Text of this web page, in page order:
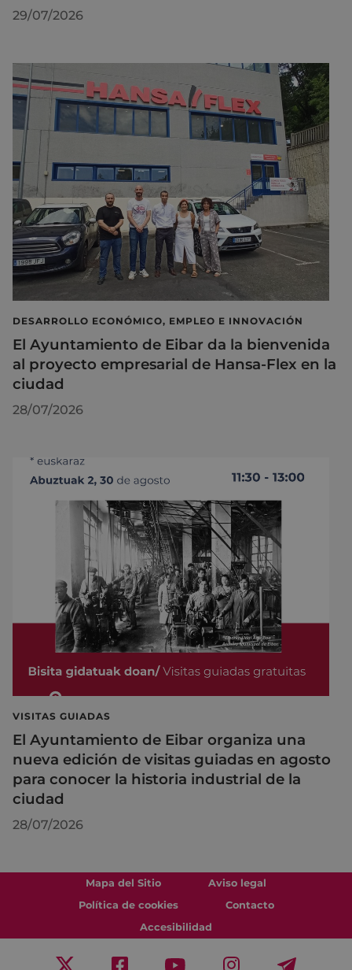
29/07/2026
DESARROLLO ECONÓMICO, EMPLEO E INNOVACIÓN
El Ayuntamiento de Eibar da la bienvenida
al proyecto empresarial de Hansa-Flex en la
ciudad
28/07/2026
VISITAS GUIADAS
El Ayuntamiento de Eibar organiza una
nueva edición de visitas guiadas en agosto
para conocer la historia industrial de la
ciudad
28/07/2026
Mapa del Sitio
Aviso legal
Política de cookies
Contacto
Accesibilidad